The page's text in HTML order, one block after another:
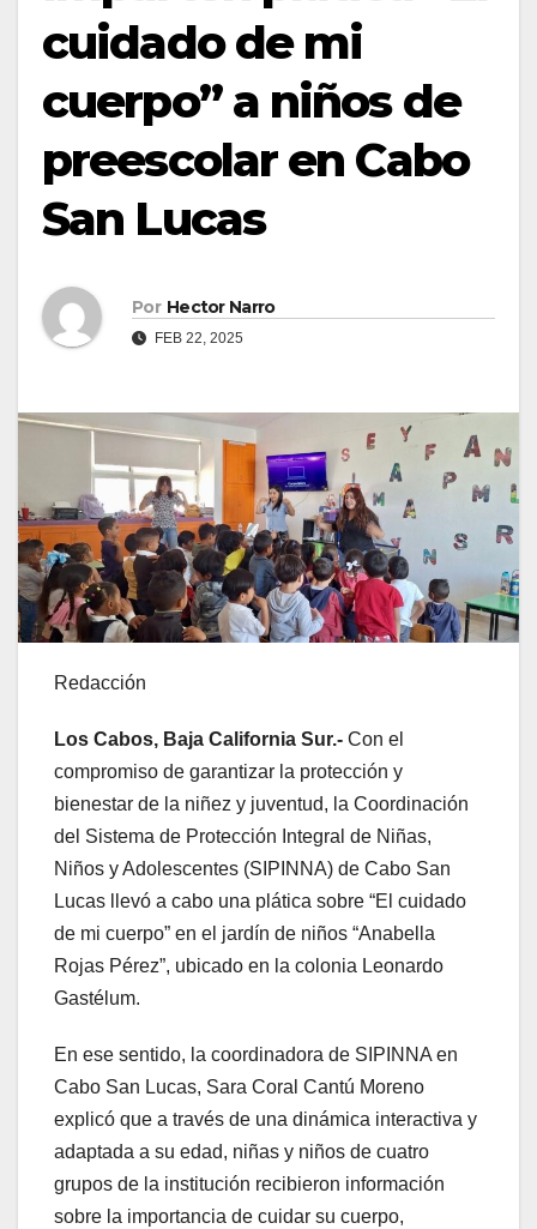
cuidado de mi
cuerpo” a niños de
preescolar en Cabo
San Lucas
Por Hector Narro
FEB 22, 2025
Redacción
Los Cabos, Baja California Sur.- Con el
compromiso de garantizar la protección y
bienestar de la niñez y juventud, la Coordinación
del Sistema de Protección Integral de Niñas,
Niños y Adolescentes (SIPINNA) de Cabo San
Lucas llevó a cabo una plática sobre “El cuidado
de mi cuerpo” en el jardín de niños “Anabella
Rojas Pérez”, ubicado en la colonia Leonardo
Gastélum.
En ese sentido, la coordinadora de SIPINNA en
Cabo San Lucas, Sara Coral Cantú Moreno
explicó que a través de una dinámica interactiva y
adaptada a su edad, niñas y niños de cuatro
grupos de la institución recibieron información
sobre la importancia de cuidar su cuerpo,